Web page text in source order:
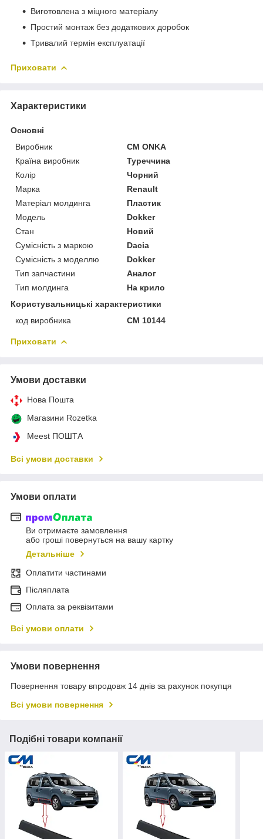
Виготовлена з міцного матеріалу
Простий монтаж без додаткових доробок
Тривалий термін експлуатації
Приховати
Характеристики
Основні
Виробник
CM ONKA
Країна виробник
Туреччина
Колір
Чорний
Марка
Renault
Матеріал молдинга
Пластик
Модель
Dokker
Стан
Новий
Сумісність з маркою
Dacia
Сумісність з моделлю
Dokker
Тип запчастини
Аналог
Тип молдинга
На крило
Користувальницькі характеристики
код виробника
CM 10144
Приховати
Умови доставки
Нова Пошта
Магазини Rozetka
Meest ПОШТА
Всі умови доставки
Умови оплати
Ви отримаєте замовлення
або гроші повернуться на вашу картку
Детальніше
Оплатити частинами
Післяплата
Оплата за реквізитами
Всі умови оплати
Умови повернення
Повернення товару впродовж 14 днів за рахунок покупця
Всі умови повернення
Подібні товари компанії